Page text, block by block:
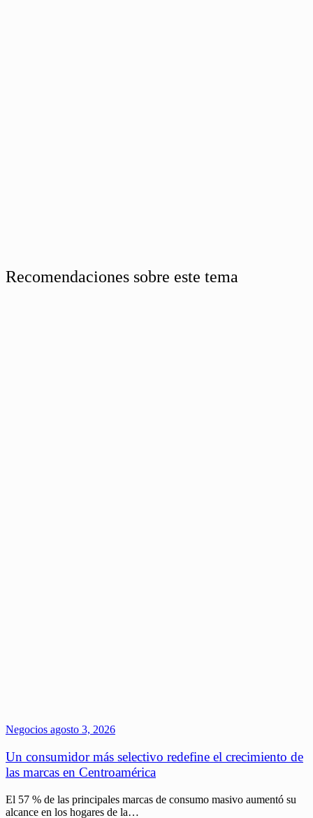
Recomendaciones sobre este tema
Negocios agosto 3, 2026
Un consumidor más selectivo redefine el crecimiento de
las marcas en Centroamérica
El 57 % de las principales marcas de consumo masivo aumentó su
alcance en los hogares de la…